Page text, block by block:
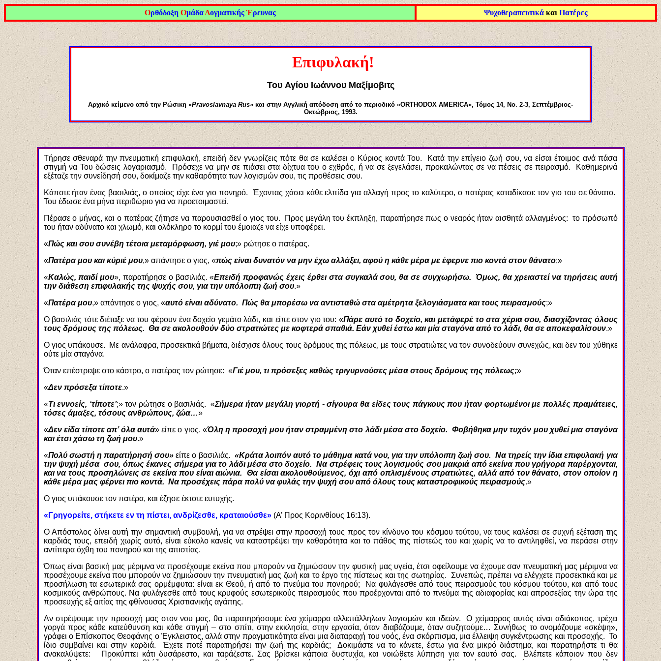
Ορθόδοξη ΟμάδαΔογματικήςΈρευνας Ψυχοθεραπευτικά και Πατέρες
Επιφυλακή!
Του Αγίου Ιωάννου Μαξίμοβιτς
Αρχικό κείμενο από την Ρώσικη «Pravoslavnaya Rus» και στην Αγγλική απόδοση από το περιοδικό «ORTHODOX AMERICA», Τόμος 14, No. 2-3, Σεπτέμβριος-
Οκτώβριος, 1993.
Τήρησε σθεναρά την πνευματική επιφυλακή, επειδή δεν γνωρίζεις πότε θα σε καλέσει ο Κύριος κοντά Του. Κατά την επίγειο ζωή σου, να είσαι έτοιμος ανά πάσα
στιγμή να Του δώσεις λογαριασμό. Πρόσεχε να μην σε πιάσει στα δίχτυα του ο εχθρός, ή να σε ξεγελάσει, προκαλώντας σε να πέσεις σε πειρασμό. Καθημερινά
εξέταζε την συνείδησή σου, δοκίμαζε την καθαρότητα των λογισμών σου, τις προθέσεις σου.
Κάποτε ήταν ένας βασιλιάς, ο οποίος είχε ένα γιο πονηρό. Έχοντας χάσει κάθε ελπίδα για αλλαγή προς το καλύτερο, ο πατέρας καταδίκασε τον γιο του σε θάνατο.
Του έδωσε ένα μήνα περιθώριο για να προετοιμαστεί.
Πέρασε ο μήνας, και ο πατέρας ζήτησε να παρουσιασθεί ο γιος του. Προς μεγάλη του έκπληξη, παρατήρησε πως ο νεαρός ήταν αισθητά αλλαγμένος: το πρόσωπό
του ήταν αδύνατο και χλωμό, και ολόκληρο το κορμί του έμοιαζε να είχε υποφέρει.
«Πώς και σου συνέβη τέτοια μεταμόρφωση, γιέ μου;» ρώτησε ο πατέρας.
«Πατέρα μου και κύριέ μου,» απάντησε ο γιος, «πώς είναι δυνατόν να μην έχω αλλάξει, αφού η κάθε μέρα με έφερνε πιο κοντά στον θάνατο;»
«Καλώς, παιδί μου», παρατήρησε ο βασιλιάς. «Επειδή προφανώς έχεις έρθει στα συγκαλά σου, θα σε συγχωρήσω. Όμως, θα χρειαστεί να τηρήσεις αυτή
την διάθεση επιφυλακής της ψυχής σου, για την υπόλοιπη ζωή σου.»
«Πατέρα μου,» απάντησε ο γιος, «αυτό είναι αδύνατο. Πώς θα μπορέσω να αντισταθώ στα αμέτρητα ξελογιάσματα και τους πειρασμούς;»
Ο βασιλιάς τότε διέταξε να του φέρουν ένα δοχείο γεμάτο λάδι, και είπε στον γιο του: «Πάρε αυτό το δοχείο, και μετάφερέ το στα χέρια σου, διασχίζοντας όλους
τους δρόμους της πόλεως. Θασε ακολουθούν δύο στρατιώτες με κοφτερά σπαθιά. Εάν χυθεί έστω και μία σταγόνα από το λάδι, θα σε αποκεφαλίσουν.»
Ο γιος υπάκουσε. Με ανάλαφρα, προσεκτικά βήματα, διέσχισε όλους τους δρόμους της πόλεως, με τους στρατιώτες να τον συνοδεύουν συνεχώς, και δεν του χύθηκε
ούτε μία σταγόνα.
Όταν επέστρεψε στο κάστρο, ο πατέρας τον ρώτησε: «Γιέ μου, τι πρόσεξες καθώς τριγυρνούσες μέσα στους δρόμους της πόλεως;»
«Δεν πρόσεξα τίποτε.»
«Τι εννοείς, ‘τίποτε’;» τον ρώτησε ο βασιλιάς. «Σήμερα ήταν μεγάλη γιορτή - σίγουρα θα είδες τους πάγκους που ήταν φορτωμένοι με πολλές πραμάτειες,
τόσες άμαξες, τόσους ανθρώπους, ζώα…»
«Δεν είδα τίποτε απ’ όλα αυτά» είπε ο γιος. «Όλη η προσοχή μου ήταν στραμμένη στο λάδι μέσα στο δοχείο. Φοβήθηκα μην τυχόν μου χυθεί μια σταγόνα
και έτσι χάσω τη ζωή μου.»
«Πολύ σωστή η παρατήρησή σου»είπε ο βασιλιάς. «Κράτα λοιπόν αυτό το μάθημα κατά νου, για την υπόλοιπη ζωή σου. Να τηρείς την ίδια επιφυλακή για
την ψυχή μέσα σου, όπως έκανες σήμερα για το λάδι μέσα στο δοχείο. Να στρέφεις τους λογισμούς σου μακριά από εκείνα που γρήγορα παρέρχονται,
και να τους προσηλώνεις σε εκείνα που είναι αιώνια. Θα είσαι ακολουθούμενος, όχι από οπλισμένους στρατιώτες, αλλά από τον θάνατο, στον οποίον η
κάθε μέρα μας φέρνει πιο κοντά. Να προσέχεις πάρα πολύ να φυλάς την ψυχή σου από όλους τους καταστροφικούς πειρασμούς.»
Ο γιος υπάκουσε τον πατέρα, και έζησε έκτοτε ευτυχής.
«Γρηγορείτε, στήκετε εν τη πίστει, ανδρίζεσθε, κραταιούσθε» (Α’ Προς Κορινθίους 16:13).
Ο Απόστολος δίνει αυτή την σημαντική συμβουλή, για να στρέψει στην προσοχή τους προς τον κίνδυνο του κόσμου τούτου, να τους καλέσει σε συχνή εξέταση της
καρδιάς τους, επειδή χωρίς αυτό, είναι εύκολο κανείς να καταστρέψει την καθαρότητα και το πάθος της πίστεώς του και χωρίς να το αντιληφθεί, να περάσει στην
αντίπερα όχθη του πονηρού και της απιστίας.
Όπως είναι βασική μας μέριμνα να προσέχουμε εκείνα που μπορούν να ζημιώσουν την φυσική μας υγεία, έτσι οφείλουμε να έχουμε σαν πνευματική μας μέριμνα να
προσέχουμε εκείνα που μπορούν να ζημιώσουν την πνευματική μας ζωή και το έργο της πίστεως και της σωτηρίας. Συνεπώς, πρέπει να ελέγχετε προσεκτικά και με
προσήλωση τα εσωτερικά σας ορμέμφυτα: είναι εκ Θεού, ή από το πνεύμα του πονηρού; Να φυλάγεσθε από τους πειρασμούς του κόσμου τούτου, και από τους
κοσμικούς ανθρώπους. Να φυλάγεσθε από τους κρυφούς εσωτερικούς πειρασμούς που προέρχονται από το πνεύμα της αδιαφορίας και απροσεξίας την ώρα της
προσευχής εξ αιτίας της φθίνουσας Χριστιανικής αγάπης.
Αν στρέψουμε την προσοχή μας στον νου μας, θα παρατηρήσουμε ένα χείμαρρο αλλεπάλληλων λογισμών και ιδεών. Ο χείμαρρος αυτός είναι αδιάκοπος, τρέχει
γοργά προς κάθε κατεύθυνση και κάθε στιγμή – στο σπίτι, στην εκκλησία, στην εργασία, όταν διαβάζουμε, όταν συζητούμε… Συνήθως το ονομάζουμε «σκέψη»,
γράφει ο Επίσκοπος Θεοφάνης ο Έγκλειστος, αλλά στην πραγματικότητα είναι μια διαταραχή του νοός, ένα σκόρπισμα, μια έλλειψη συγκέντρωσης και προσοχής. Το
ίδιο συμβαίνει και στην καρδιά. Έχετε ποτέ παρατηρήσει την ζωή της καρδιάς; Δοκιμάστε να το κάνετε, έστω για ένα μικρό διάστημα, και παρατηρήστε τι θα
ανακαλύψετε: Προκύπτει κάτι δυσάρεστο, και ταράζεστε. Σας βρίσκει κάποια δυστυχία, και νοιώθετε λύπηση για τον εαυτό σας. Βλέπετε κάποιον που δεν